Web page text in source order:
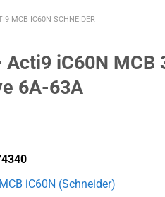
MCB IC60N SCHNEIDER
Acti9 iC60N MCB
6A-63A
iC60N (Schneider)